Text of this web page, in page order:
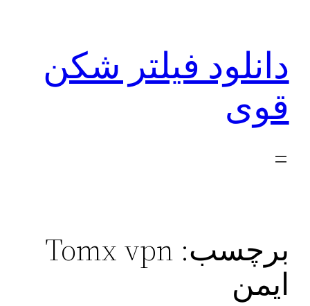
دانلود فیلتر شکن
قوی
برچسب: Tomx vpn
ایمن